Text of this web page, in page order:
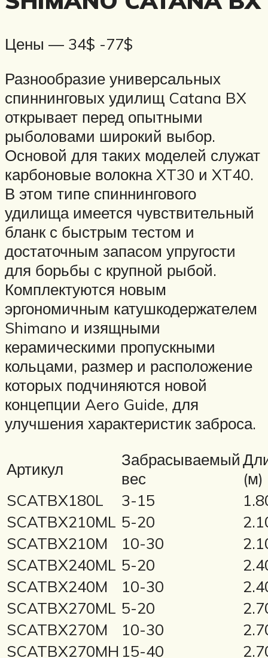
Цены — 34$ -77$
Разнообразие универсальных
спиннинговых удилищ Catana BX
открывает перед опытными
рыболовами широкий выбор.
Основой для таких моделей служат
карбоновые волокна XT30 и XT40.
В этом типе спиннингового
удилища имеется чувствительный
бланк с быстрым тестом и
достаточным запасом упругости
для борьбы с крупной рыбой.
Комплектуются новым
эргономичным катушкодержателем
Shimano и изящными
керамическими пропускными
кольцами, размер и расположение
которых подчиняются новой
концепции Aero Guide, для
улучшения характеристик заброса.
Артикул
Забрасываемый
вес
(м)
SCATBX180L
3-15
SCATBX210ML 5-20
SCATBX210M
10-30
SCATBX240ML 5-20
SCATBX240M
10-30
SCATBX270ML 5-20
SCATBX270M
10-30
SCATBX270MH 15-40